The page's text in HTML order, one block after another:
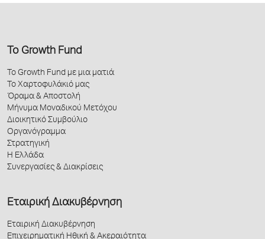
Το Growth Fund
Το Growth Fund με μια ματιά
Το Χαρτοφυλάκιό μας
Όραμα & Αποστολή
Μήνυμα Μοναδικού Μετόχου
Διοικητικό Συμβούλιο
Οργανόγραμμα
Στρατηγική
Η Ελλάδα
Συνεργασίες & Διακρίσεις
Εταιρική Διακυβέρνηση
Εταιρική Διακυβέρνηση
Επιχειρηματική Ηθική & Ακεραιότητα